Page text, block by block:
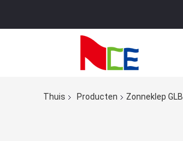
Thuis Producten Zonneklep GLB